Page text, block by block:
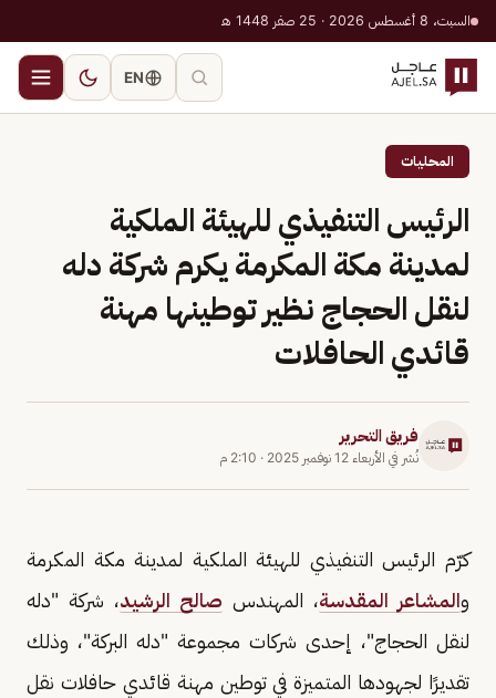
السبت، 8 أغسطس 2026 · 25 صفر 1448 هـ
EN
المحليات
الرئيس التنفيذي للهيئة الملكية
لمدينة مكة المكرمة يكرم شركة دله
لنقل الحجاج نظير توطينها مهنة
قائدي الحافلات
فريق التحرير
نُشر في الأربعاء 12 نوفمبر 2025 · 2:10 م
كرّم الرئيس التنفيذي للهيئة الملكية لمدينة مكة المكرمة
والمشاعر المقدسة، المهندس صالح الرشيد، شركة "دله
لنقل الحجاج"، إحدى شركات مجموعة "دله البركة"، وذلك
تقديرًا لجهودها المتميزة في توطين مهنة قائدي حافلات نقل